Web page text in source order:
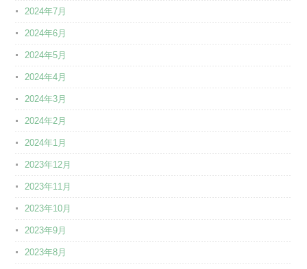
2024年7月
2024年6月
2024年5月
2024年4月
2024年3月
2024年2月
2024年1月
2023年12月
2023年11月
2023年10月
2023年9月
2023年8月